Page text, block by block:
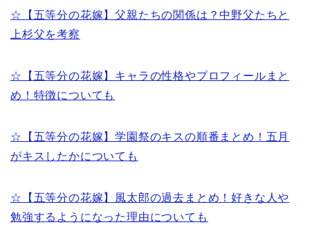
☆【五等分の花嫁】父親たちの関係は？中野父たちと
上杉父を考察
☆【五等分の花嫁】キャラの性格やプロフィールまと
め！特徴についても
☆【五等分の花嫁】学園祭のキスの順番まとめ！五月
がキスしたかについても
☆【五等分の花嫁】風太郎の過去まとめ！好きな人や
勉強するようになった理由についても